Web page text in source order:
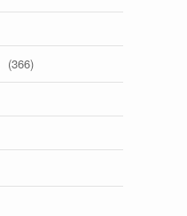
(366)